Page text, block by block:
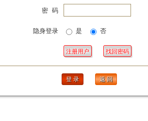
密 码
隐身登录 是 否